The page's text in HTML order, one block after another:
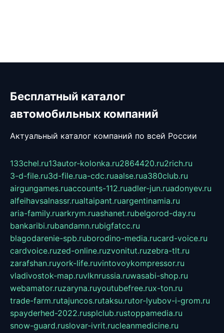
Бесплатный каталог
автомобильных компаний
Актуальный каталог компаний по всей России
133chel.ru13autor-kolonka.ru2864420.ru2rich.ru
3-d-file.ru3d-file.rua-cdc.ruaalse.rua380club.ru
airgungames.ruaccounts-112.ruadler-jun.ruadonyev.ru
alfeihavsalnassr.rualtaipant.ruargentinamia.ru
aria-family.ruarkrym.ruashanet.rubelgorod-day.ru
bankaribi.rubandamn.rubigfatcc.ru
blagodarenie-spb.ruborodino-media.rucard-voice.ru
cardvoice.ruzed-online.ruzvonitut.ruzebra-tlt.ru
zarafshan.ruyork-life.ruvintovoykompressor.ru
vladivostok-map.ruvlknrussia.ruwasabi-shop.ru
webamator.ruzaryna.ruyoutubefree.rux-ton.ru
trade-farm.rutajuncos.rutaksu.rutor-lyubov-i-grom.ru
spayderhed-2022.rusplclub.rustoppamedia.ru
snow-guard.ruslovar-ivrit.rucleanmedicine.ru